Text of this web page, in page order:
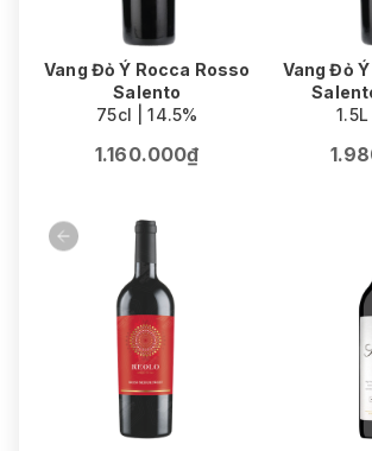
Vang Đỏ Ý Rocca Rosso
Salento
75cl | 14.5%
1.160.000₫
Vang Đỏ